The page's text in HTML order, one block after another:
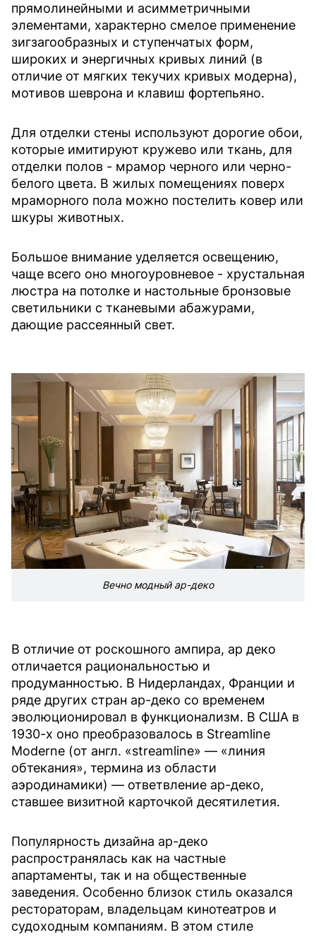
прямолинейными и асимметричными
элементами, характерно смелое применение
зигзагообразных и ступенчатых форм,
широких и энергичных кривых линий (в
отличие от мягких текучих кривых модерна),
мотивов шеврона и клавиш фортепьяно.
Для отделки стены используют дорогие обои,
которые имитируют кружево или ткань, для
отделки полов - мрамор черного или черно-
белого цвета. В жилых помещениях поверх
мраморного пола можно постелить ковер или
шкуры животных.
Большое внимание уделяется освещению,
чаще всего оно многоуровневое - хрустальная
люстра на потолке и настольные бронзовые
светильники с тканевыми абажурами,
дающие рассеянный свет.
Вечно модный ар-деко
В отличие от роскошного ампира, ар деко
отличается рациональностью и
продуманностью. В Нидерландах, Франции и
ряде других стран ар-деко со временем
эволюционировал в функционализм. В США в
1930-х оно преобразовалось в Streamline
Moderne (от англ. «streamline» — «линия
обтекания», термина из области
аэродинамики) — ответвление ар-деко,
ставшее визитной карточкой десятилетия.
Популярность дизайна ар-деко
распространялась как на частные
апартаменты, так и на общественные
заведения. Особенно близок стиль оказался
рестораторам, владельцам кинотеатров и
судоходным компаниям. В этом стиле